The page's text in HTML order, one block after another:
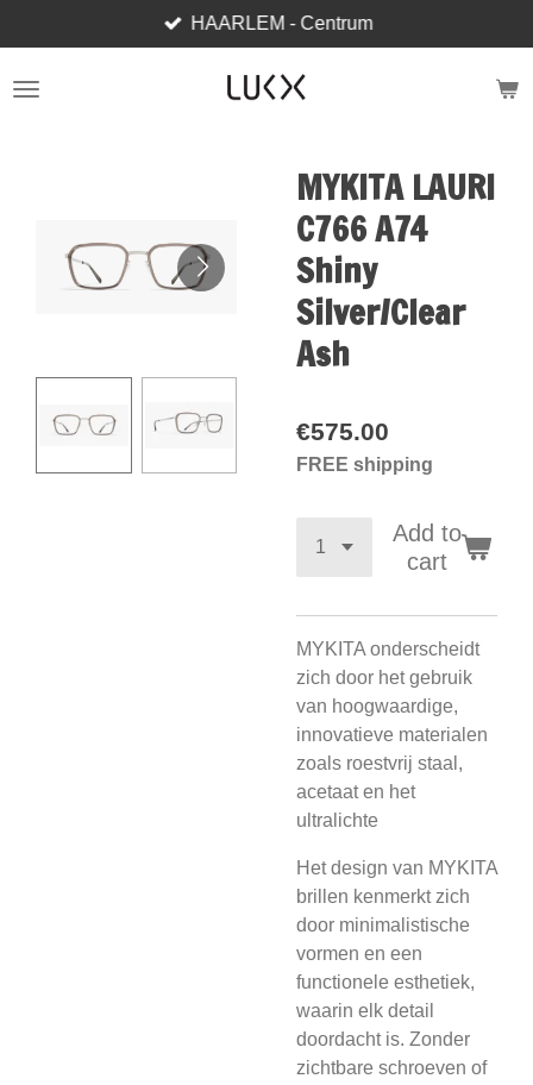
to
main
HAARLEM - Centrum
MYKITA LAURI
C766 A74
Shiny
Silver/Clear
Ash
€575.00
FREE shipping
Add to
cart
MYKITA onderscheidt
zich door het gebruik
van hoogwaardige,
innovatieve materialen
zoals roestvrij staal,
acetaat en het
ultralichte
Het design van MYKITA
brillen kenmerkt zich
door minimalistische
vormen en een
functionele esthetiek,
waarin elk detail
doordacht is. Zonder
zichtbare schroeven of